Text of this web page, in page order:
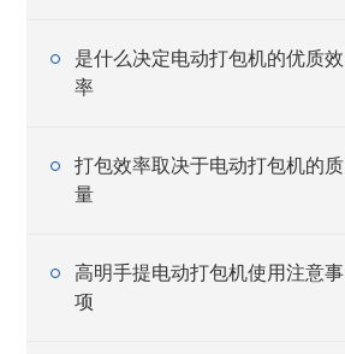
是什么决定电动打包机的优质效
率
打包效率取决于电动打包机的质
量
高明手提电动打包机使用注意事
项